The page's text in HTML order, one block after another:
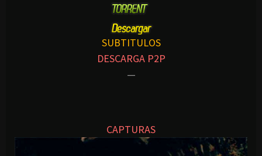
SUBTITULOS
DESCARGA P2P
—
CAPTURAS